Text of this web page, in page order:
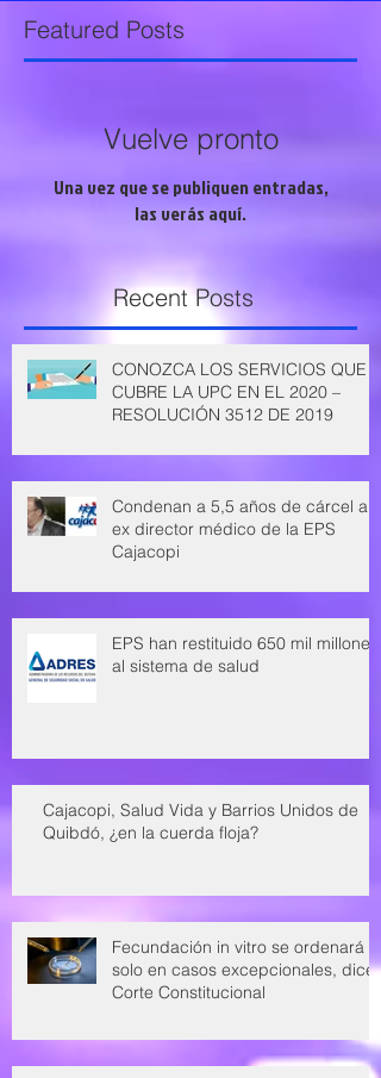
Featured Posts
Vuelve pronto
Una vez que se publiquen entradas,
las verás aquí.
Recent Posts
CONOZCA LOS SERVICIOS QUE
CUBRE LA UPC EN EL 2020 –
RESOLUCIÓN 3512 DE 2019
Condenan a 5,5 años de cárcel a
ex director médico de la EPS
Cajacopi
EPS han restituido 650 mil millones
al sistema de salud
Cajacopi, Salud Vida y Barrios Unidos de
Quibdó, ¿en la cuerda floja?
Fecundación in vitro se ordenará
solo en casos excepcionales, dice
Corte Constitucional